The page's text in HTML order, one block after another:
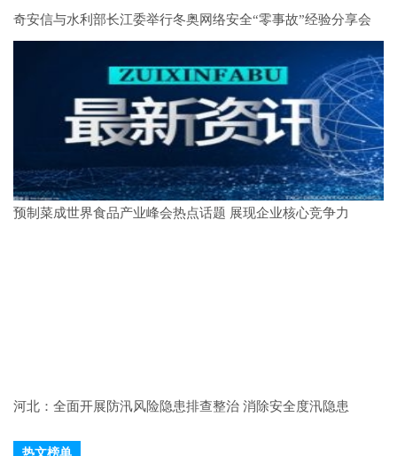
奇安信与水利部长江委举行冬奥网络安全“零事故”经验分享会
预制菜成世界食品产业峰会热点话题 展现企业核心竞争力
河北：全面开展防汛风险隐患排查整治 消除安全度汛隐患
热文榜单